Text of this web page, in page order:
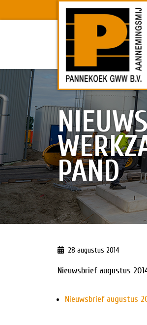
DIENSTEN
DOWNLOADS
MVO & VEILIGHEID
PROJECTEN
WERKEN BIJ
CONTACT
PAND
28 augustus 2014
Nieuwsbrief augustus
Nieuwsbrief augustus